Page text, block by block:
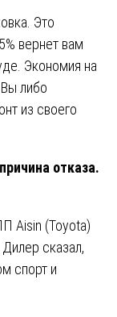
Это
вернет вам
Экономия на
либо
из своего
отказа.
Aisin (Toyota)
сказал,
спорт и